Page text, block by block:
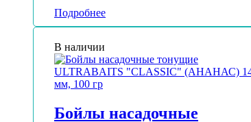
Подробнее
В наличии
Бойлы насадочные